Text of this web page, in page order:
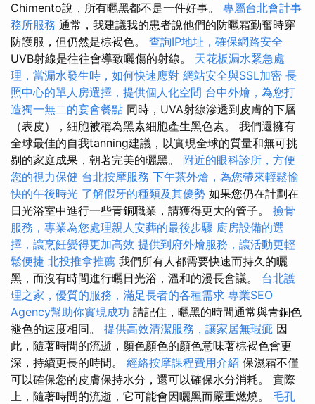
Chimento說，所有曬黑都不是一件好事。 專屬台北會計事
務所服務 通常，我建議我的患者說他們的防曬霜勤奮時穿
防護服，但仍然是棕褐色。 查詢IP地址，確保網路安全
UVB射線是往往會導致曬傷的射線。 天花板漏水緊急處
理，當漏水發生時，如何快速應對 網站安全與SSL加密 長
照中心的單人房選擇，提供個人化空間 台中外燴，為您打
造獨一無二的宴會餐點 同時，UVA射線滲透到皮膚的下層
（表皮），細胞被稱為黑素細胞產生黑色素。 我們還擁有
全球最佳的自我tanning建議，以實現全球的質量和無可挑
剔的家庭成果，朝著完美的曬黑。 附近的眼科診所，方便
您的視力保健 台北按摩服務 下午茶外燴，為您帶來輕鬆愉
快的午後時光 了解假牙的種類及其優勢 如果您仍在計劃在
日光浴室中進行一些青銅職業，請獲得更大的管子。 撿骨
服務，專業為您處理親人安葬的最後步驟 廚房設備的選
擇，讓烹飪變得更加高效 提供到府外燴服務，讓活動更輕
鬆便捷 北投推拿推薦 我們所有人都需要快速而持久的曬
黑，而沒有時間進行曬日光浴，溫和的漫長會議。 台北護
理之家，優質的服務，滿足長者的各種需求 專業SEO
Agency幫助你實現成功 請記住，曬黑的時間通常與青銅色
褪色的速度相同。 提供高效清潔服務，讓家居無瑕疵 因
此，隨著時間的流逝，顏色顏色的顏色意味著棕褐色會更
深，持續更長的時間。 經絡按摩課程費用介紹 保濕霜不僅
可以確保您的皮膚保持水分，還可以確保水分消耗。 實際
上，隨著時間的流逝，它可能會因曬黑而嚴重燃燒。 毛孔